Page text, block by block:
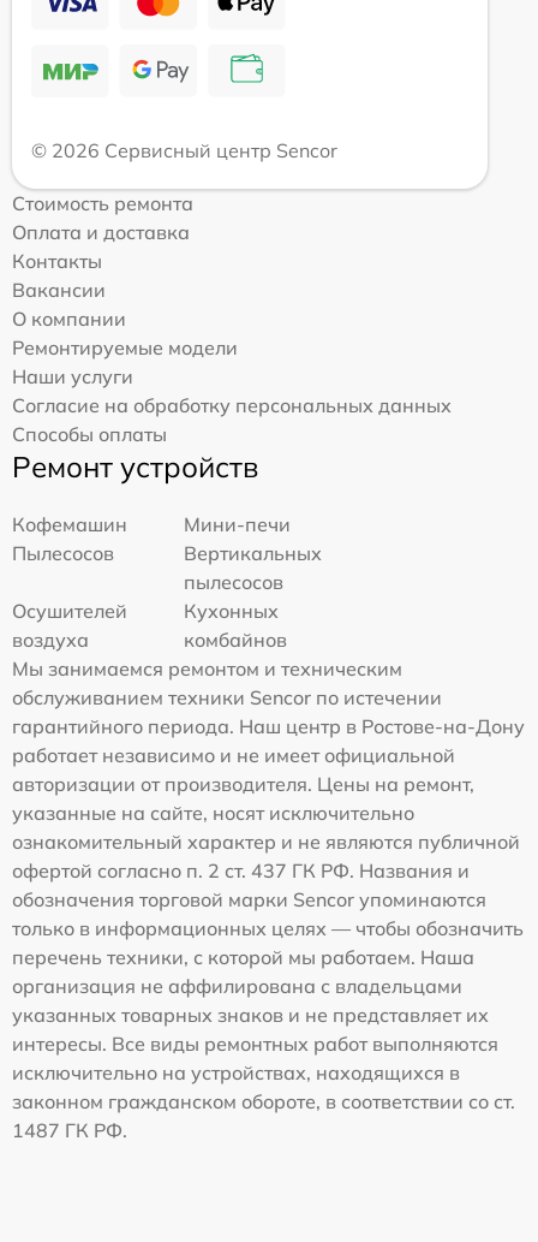
© 2026 Сервисный центр Sencor
Стоимость ремонта
Оплата и доставка
Контакты
Вакансии
О компании
Ремонтируемые модели
Наши услуги
Согласие на обработку персональных данных
Способы оплаты
Ремонт устройств
Кофемашин
Мини-печи
Пылесосов
Вертикальных
пылесосов
Осушителей
воздуха
Кухонных
комбайнов
Мы занимаемся ремонтом и техническим
обслуживанием техники Sencor по истечении
гарантийного периода. Наш центр в Ростове-на-Дону
работает независимо и не имеет официальной
авторизации от производителя. Цены на ремонт,
указанные на сайте, носят исключительно
ознакомительный характер и не являются публичной
офертой согласно п. 2 ст. 437 ГК РФ. Названия и
обозначения торговой марки Sencor упоминаются
только в информационных целях — чтобы обозначить
перечень техники, с которой мы работаем. Наша
организация не аффилирована с владельцами
указанных товарных знаков и не представляет их
интересы. Все виды ремонтных работ выполняются
исключительно на устройствах, находящихся в
законном гражданском обороте, в соответствии со ст.
1487 ГК РФ.